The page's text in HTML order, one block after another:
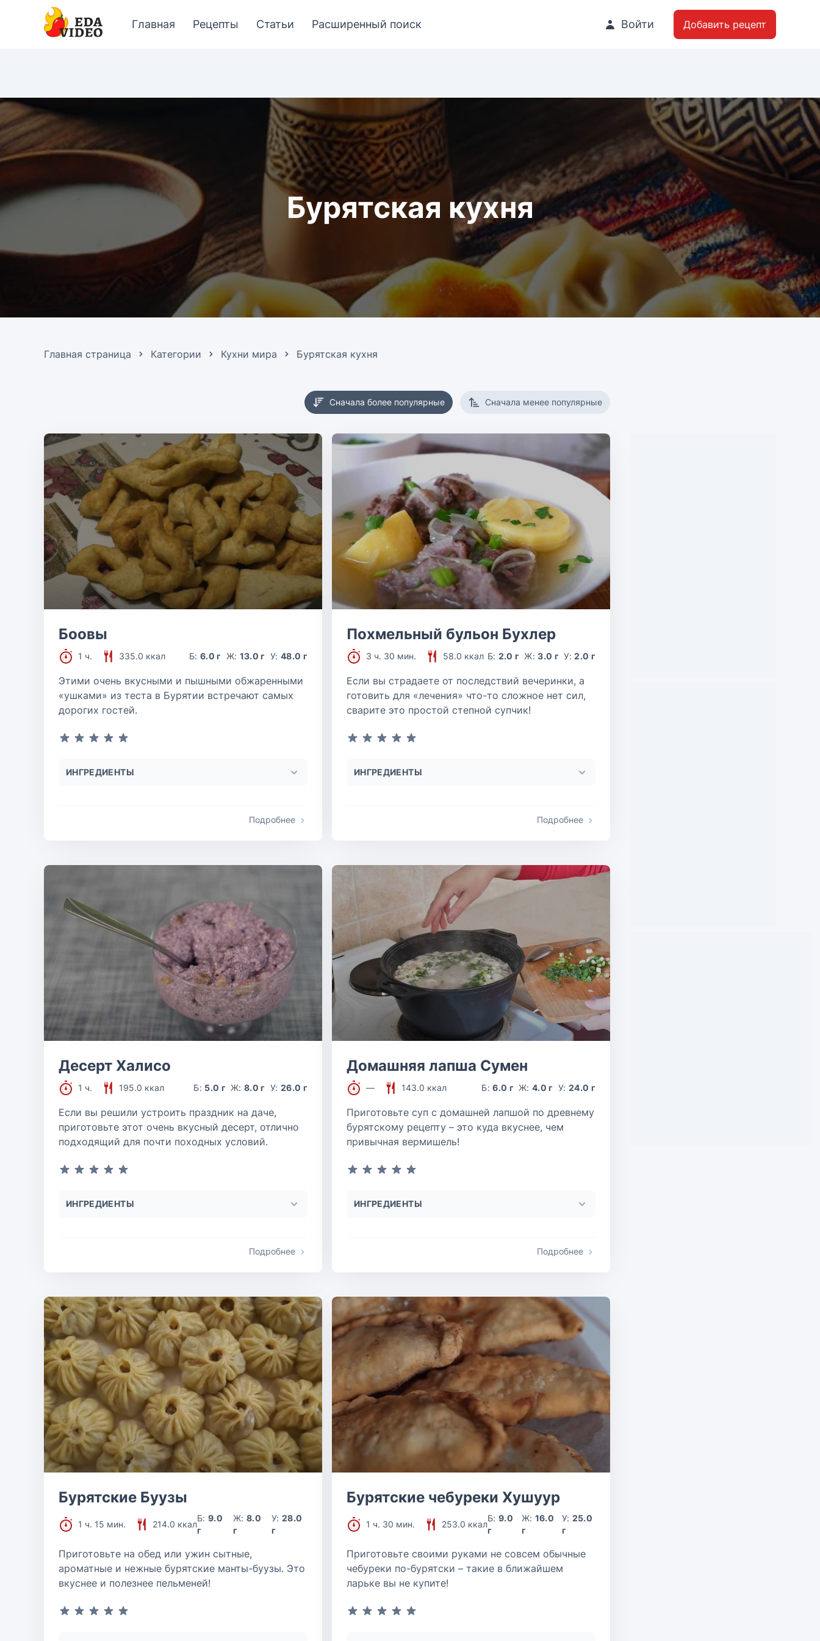
Главная Рецепты Статьи Расширенный поиск Войти Добавить рецепт
Бурятская кухня
Главная страница Категории Кухни мира Бурятская кухня
Сначала более популярные Сначала менее популярные
Боовы
1 ч. 335.0 ккал Б: 6.0 г Ж: 13.0 г У: 48.0 г
Этими очень вкусными и пышными обжаренными
«ушками» из теста в Бурятии встречают самых
дорогих гостей.
ИНГРЕДИЕНТЫ
Подробнее
Похмельный бульон Бухлер
3 ч. 30 мин. 58.0 ккал Б: 2.0 г Ж:3.0 г У:2.0 г
Если вы страдаете от последствий вечеринки, а
готовить для «лечения» что-то сложное нет сил,
сварите это простой степной супчик!
ИНГРЕДИЕНТЫ
Подробнее
Десерт Халисо
1 ч. 195.0 ккал Б: 5.0 г Ж:8.0 г У: 26.0 г
Если вы решили устроить праздник на даче,
приготовьте этот очень вкусный десерт, отлично
подходящий для почти походных условий.
ИНГРЕДИЕНТЫ
Подробнее
Домашняя лапша Сумен
— 143.0 ккал Б:6.0 г Ж:4.0 г У: 24.0 г
Приготовьте суп с домашней лапшой по древнему
бурятскому рецепту – это куда вкуснее, чем
привычная вермишель!
ИНГРЕДИЕНТЫ
Подробнее
Бурятские Буузы
1 ч. 15 мин. 214.0 ккал
Б:9.0
г
Ж:8.0
г
У: 28.0
г
Приготовьте на обед или ужин сытные,
ароматные и нежные бурятские манты-буузы. Это
вкуснее и полезнее пельменей!
Бурятские чебуреки Хушуур
1 ч. 30 мин. 253.0 ккал
Б:9.0
г
Ж: 16.0
г
У: 25.0
г
Приготовьте своими руками не совсем обычные
чебуреки по-бурятски – такие в ближайшем
ларьке вы не купите!